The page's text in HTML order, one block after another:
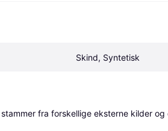
Skind, Syntetisk
fra forskellige eksterne kilder